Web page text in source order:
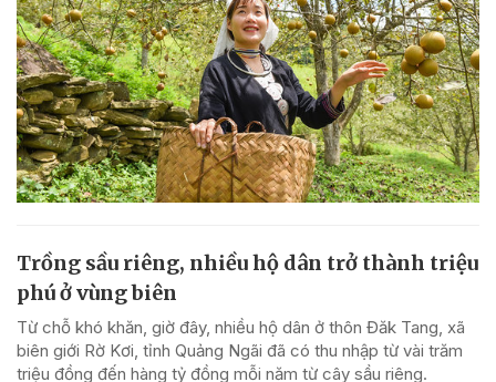
Trồng sầu riêng, nhiều hộ dân trở thành triệu
phú ở vùng biên
Từ chỗ khó khăn, giờ đây, nhiều hộ dân ở thôn Đăk Tang, xã
biên giới Rờ Kơi, tỉnh Quảng Ngãi đã có thu nhập từ vài trăm
triệu đồng đến hàng tỷ đồng mỗi năm từ cây sầu riêng.